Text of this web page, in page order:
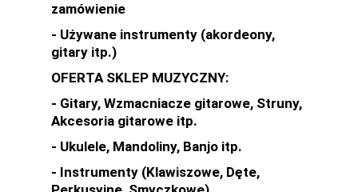
zamówienie
- Używane instrumenty (akordeony,
gitary itp.)
OFERTA SKLEP MUZYCZNY:
- Gitary, Wzmacniacze gitarowe, Struny,
Akcesoria gitarowe itp.
- Ukulele, Mandoliny, Banjo itp.
- Instrumenty (Klawiszowe, Dęte,